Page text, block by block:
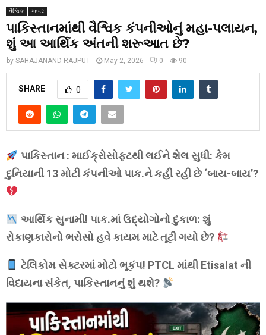
વૈશ્વિક ખબર
પાકિસ્તાનમાંથી વૈશ્વિક કંપનીઓનું મહા-પલાયન,
શું આ આર્થિક અંતની શરૂઆત છે?
by SAHAJANAND RAJPUT May 2, 2026 0 90
SHARE 0
પાકિસ્તાન : માઈક્રોસોફ્ટથી લઈને શેલ સુધી: કેમ
દુનિયાની 13 મોટી કંપનીઓ પાક.ને કહી રહી છે ‘બાય-બાય’?
આર્થિક સુનામી! પાક.માં ઉદ્યોગોનો દુકાળ: શું
રોકાણકારોનો ભરોસો હવે કાયમ માટે તૂટી ગયો છે?
ટેલિકોમ સેક્ટરમાં મોટો ભૂકંપ! PTCL માંથી Etisalat ની
વિદાયના સંકેત, પાકિસ્તાનનું શું થશે?